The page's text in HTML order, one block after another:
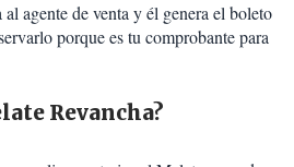
agente de venta y él genera el boleto
porque es tu comprobante para
Revancha?